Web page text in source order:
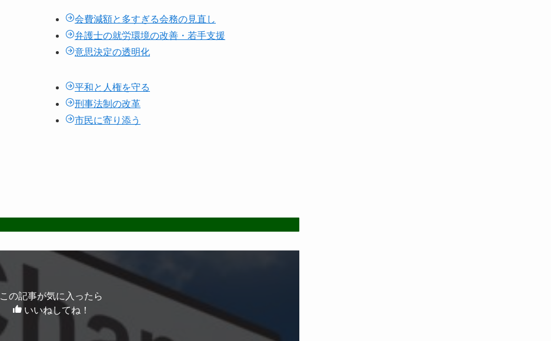
会費減額と多すぎる会務の見直し
弁護士の就労環境の改善・若手支援
意思決定の透明化
平和と人権を守る
刑事法制の改革
市民に寄り添う
この記事が気に入ったら
いいねしてね！